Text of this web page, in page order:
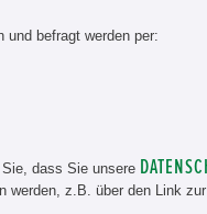
und befragt werden per:
dass Sie unsere
z.B. über den Link